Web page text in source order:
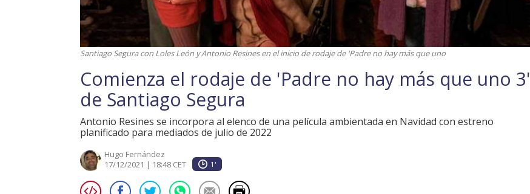
Santiago Segura con Loles León y Antonio Resines en el inicio de rodaje de 'Padre no hay más que uno
Comienza el rodaje de 'Padre no hay más que uno 3'
de Santiago Segura
Antonio Resines se incorpora al elenco de una película ambientada en Navidad con estreno
planificado para mediados de julio de 2022
Hugo Fernández
17/12/2021 | 18:48 CET
1'